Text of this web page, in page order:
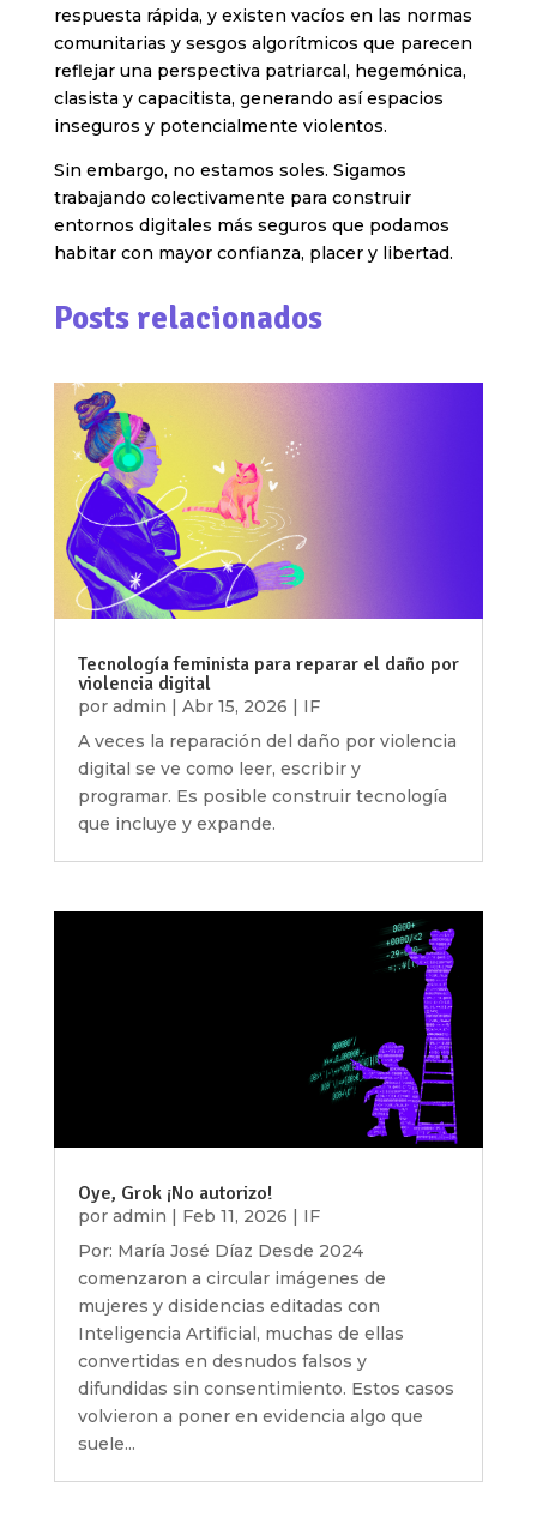
respuesta rápida, y existen vacíos en las normas
comunitarias y sesgos algorítmicos que parecen
reflejar una perspectiva patriarcal, hegemónica,
clasista y capacitista, generando así espacios
inseguros y potencialmente violentos.
Sin embargo, no estamos soles. Sigamos
trabajando colectivamente para construir
entornos digitales más seguros que podamos
habitar con mayor confianza, placer y libertad.
Posts relacionados
Tecnología feminista para reparar el daño por
violencia digital
por admin | Abr 15, 2026 | IF
A veces la reparación del daño por violencia
digital se ve como leer, escribir y
programar. Es posible construir tecnología
que incluye y expande.
Oye, Grok ¡No autorizo!
por admin | Feb 11, 2026 | IF
Por: María José Díaz Desde 2024
comenzaron a circular imágenes de
mujeres y disidencias editadas con
Inteligencia Artificial, muchas de ellas
convertidas en desnudos falsos y
difundidas sin consentimiento. Estos casos
volvieron a poner en evidencia algo que
suele...